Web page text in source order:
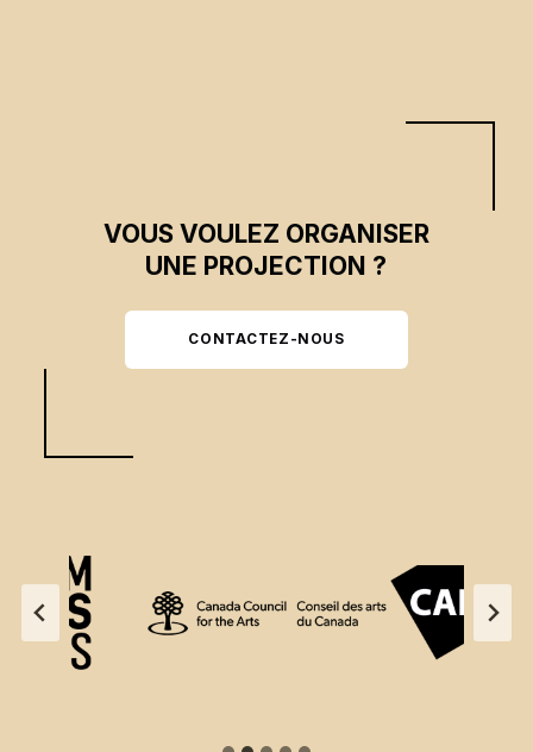
VOUS VOULEZ ORGANISER
UNE PROJECTION ?
CONTACTEZ-NOUS